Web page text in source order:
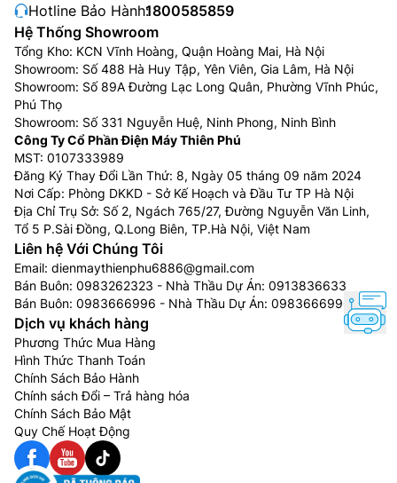
Hotline Bảo Hành:1800585859
Hệ Thống Showroom
Tổng Kho: KCN Vĩnh Hoàng, Quận Hoàng Mai, Hà Nội
Showroom: Số 488 Hà Huy Tập, Yên Viên, Gia Lâm, Hà Nội
Showroom: Số 89A Đường Lạc Long Quân, Phường Vĩnh Phúc,
Phú Thọ
Showroom: Số 331 Nguyễn Huệ, Ninh Phong, Ninh Bình
Công Ty Cổ Phần Điện Máy Thiên Phú
MST: 0107333989
Đăng Ký Thay Đổi Lần Thứ: 8, Ngày 05 tháng 09 năm 2024
Nơi Cấp: Phòng DKKD - Sở Kế Hoạch và Đầu Tư TP Hà Nội
Địa Chỉ Trụ Sở: Số 2, Ngách 765/27, Đường Nguyễn Văn Linh,
Tổ 5 P.Sài Đồng, Q.Long Biên, TP.Hà Nội, Việt Nam
Liên hệ Với Chúng Tôi
Email: dienmaythienphu6886@gmail.com
Bán Buôn: 0983262323 - Nhà Thầu Dự Án: 0913836633
Bán Buôn: 0983666996 - Nhà Thầu Dự Án: 0983666996
Dịch vụ khách hàng
Phương Thức Mua Hàng
Hình Thức Thanh Toán
Chính Sách Bảo Hành
Chính sách Đổi – Trả hàng hóa
Chính Sách Bảo Mật
Quy Chế Hoạt Động